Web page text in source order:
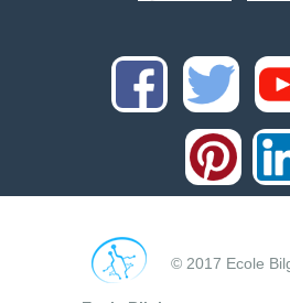
© 2017 Ecole